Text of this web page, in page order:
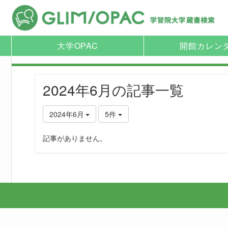
大学OPAC 開館カレン
2024年6月の記事一覧
2024年6月 5件
記事がありません。